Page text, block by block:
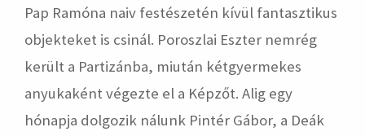
Pap Ramóna naiv festészetén kívül fantasztikus
objekteket is csinál. Poroszlai Eszter nemrég
került a Partizánba, miután kétgyermekes
anyukaként végezte el a Képzőt. Alig egy
hónapja dolgozik nálunk Pintér Gábor, a Deák